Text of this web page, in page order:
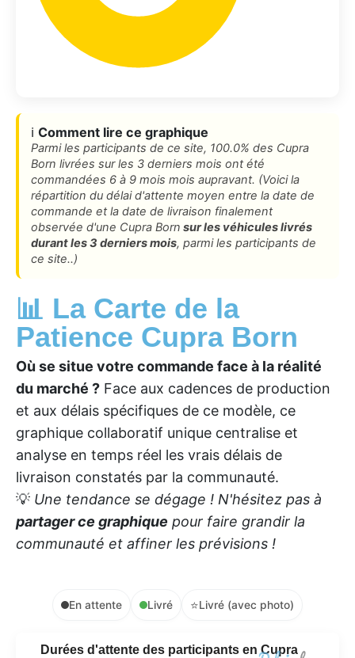
ℹ️ Comment lire ce graphique
Parmi les participants de ce site, 100.0% des Cupra
Born livrées sur les 3 derniers mois ont été
commandées 6 à 9 mois mois aupravant. (Voici la
répartition du délai d'attente moyen entre la date de
commande et la date de livraison finalement
observée d'une Cupra Born sur les véhicules livrés
durant les 3 derniers mois, parmi les participants de
ce site..)
📊 La Carte de la
Patience Cupra Born
Où se situe votre commande face à la réalité
du marché ? Face aux cadences de production
et aux délais spécifiques de ce modèle, ce
graphique collaboratif unique centralise et
analyse en temps réel les vrais délais de
livraison constatés par la communauté.
💡 Une tendance se dégage ! N'hésitez pas à
partager ce graphique pour faire grandir la
communauté et affiner les prévisions !
En attente Livré ⭐Livré (avec photo)
Durées d'attente des participants en Cupra